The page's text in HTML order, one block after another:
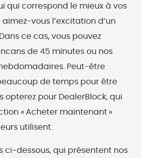
qui correspond le mieux à vos
vous l’excitation d’un
ce cas, vous pouvez
de 45 minutes ou nos
Peut-être
de temps pour être
opterez pour DealerBlock, qui
« Acheter maintenant »
utilisent.
ci-dessous, qui présentent nos